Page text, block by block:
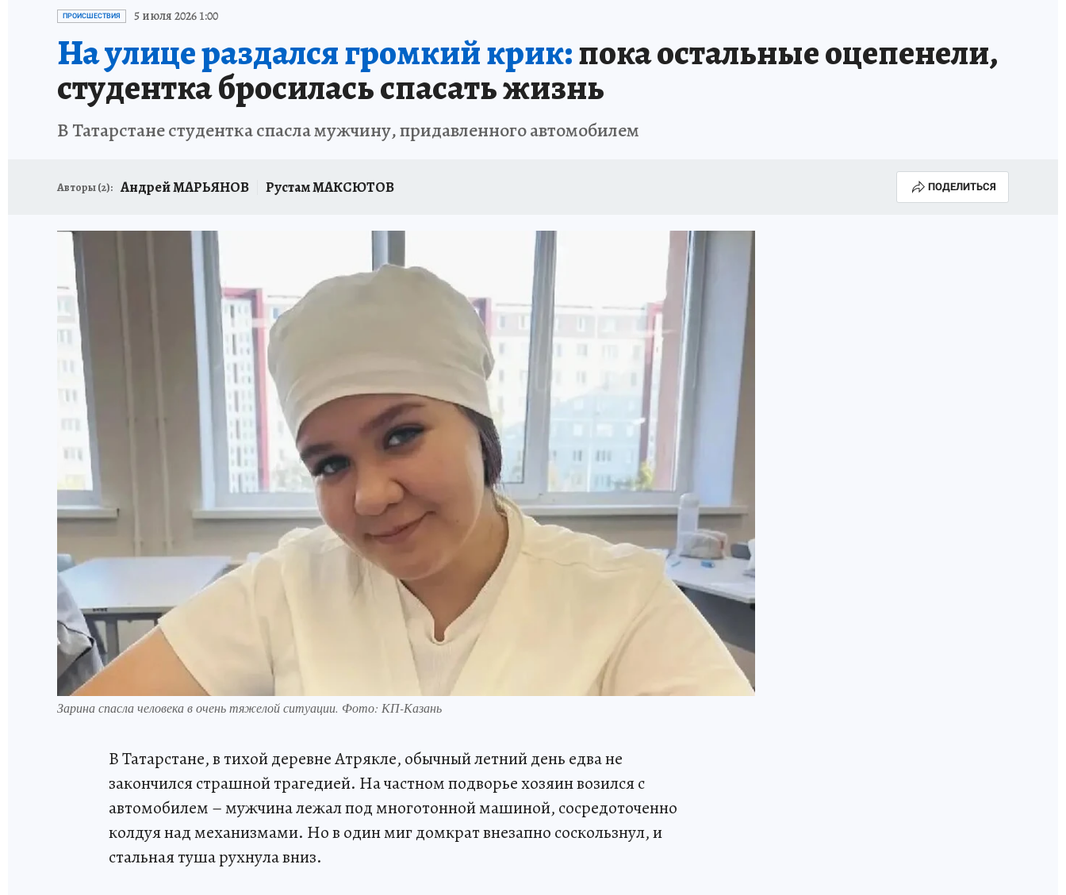
ИСПЫТАНО НА СЕБЕ
ПРОИСШЕСТВИЯ 5 июля 2026 1:00
На улице раздался громкий крик:пока остальные оцепенели,
студентка бросилась спасать жизнь
В Татарстане студентка спасла мужчину, придавленного автомобилем
Авторы (2): Андрей МАРЬЯНОВ Рустам МАКСЮТОВ ПОДЕЛИТЬСЯ
Зарина спасла человека в очень тяжелой ситуации. Фото: КП-Казань
В Татарстане, в тихой деревне Атрякле, обычный летний день едва не
закончился страшной трагедией. На частном подворье хозяин возился с
автомобилем – мужчина лежал под многотонной машиной, сосредоточенно
колдуя над механизмами. Но в один миг домкрат внезапно соскользнул, и
стальная туша рухнула вниз.